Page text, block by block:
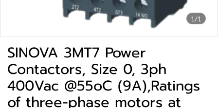
1/1
SINOVA 3MT7 Power
Contactors, Size 0, 3ph
400Vac @55oC (9A),Ratings
of three-phase motors at